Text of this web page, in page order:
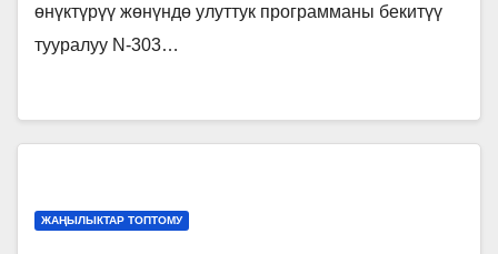
өнүктүрүү жөнүндө улуттук программаны бекитүү
тууралуу N-303…
ЖАҢЫЛЫКТАР ТОПТОМУ